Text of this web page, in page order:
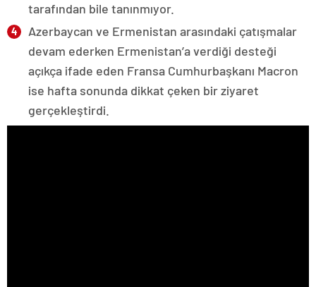
tarafından bile tanınmıyor.
Azerbaycan ve Ermenistan arasındaki çatışmalar
devam ederken Ermenistan’a verdiği desteği
açıkça ifade eden Fransa Cumhurbaşkanı Macron
ise hafta sonunda dikkat çeken bir ziyaret
gerçekleştirdi.